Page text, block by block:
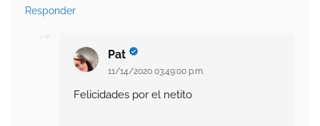
Responder
Pat
11/14/2020 03:49:00 p.m.
Felicidades por el netito